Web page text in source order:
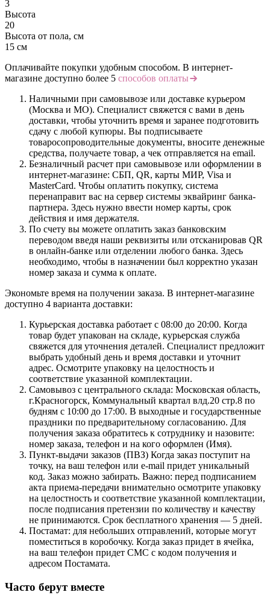
3
Высота
20
Высота от пола, см
15 см
Оплачивайте покупки удобным способом. В интернет-
магазине доступно более 5 способов оплаты
Наличными при самовывозе или доставке курьером
(Москва и МО). Специалист свяжется с вами в день
доставки, чтобы уточнить время и заранее подготовить
сдачу с любой купюры. Вы подписываете
товаросопроводительные документы, вносите денежные
средства, получаете товар, а чек отправляется на email.
Безналичный расчет при самовывозе или оформлении в
интернет-магазине: СБП, QR, карты МИР, Visa и
MasterCard. Чтобы оплатить покупку, система
перенаправит вас на сервер системы эквайринг банка-
партнера. Здесь нужно ввести номер карты, срок
действия и имя держателя.
По счету вы можете оплатить заказ банковским
переводом введя наши реквизиты или отсканировав QR
в онлайн-банке или отделении любого банка. Здесь
необходимо, чтобы в назначении был корректно указан
номер заказа и сумма к оплате.
Экономьте время на получении заказа. В интернет-магазине
доступно 4 варианта доставки:
Курьерская доставка работает с 08:00 до 20:00. Когда
товар будет упакован на складе, курьерская служба
свяжется для уточнения деталей. Специалист предложит
выбрать удобный день и время доставки и уточнит
адрес. Осмотрите упаковку на целостность и
соответствие указанной комплектации.
Самовывоз с центрального склада: Московская область,
г.Красногорск, Коммунальный квартал влд.20 стр.8 по
будням с 10:00 до 17:00. В выходные и государственные
праздники по предварительному согласованию. Для
получения заказа обратитесь к сотруднику и назовите:
номер заказа, телефон и на кого оформлен (Имя).
Пункт-выдачи заказов (ПВЗ) Когда заказ поступит на
точку, на ваш телефон или e-mail придет уникальный
код. Заказ можно забирать. Важно: перед подписанием
акта приема-передачи внимательно осмотрите упаковку
на целостность и соответствие указанной комплектации,
после подписания претензии по количеству и качеству
не принимаются. Срок бесплатного хранения — 5 дней.
Постамат: для небольших отправлений, которые могут
поместиться в коробочку. Когда заказ придет в ячейка,
на ваш телефон придет СМС с кодом получения и
адресом Постамата.
Часто берут вместе